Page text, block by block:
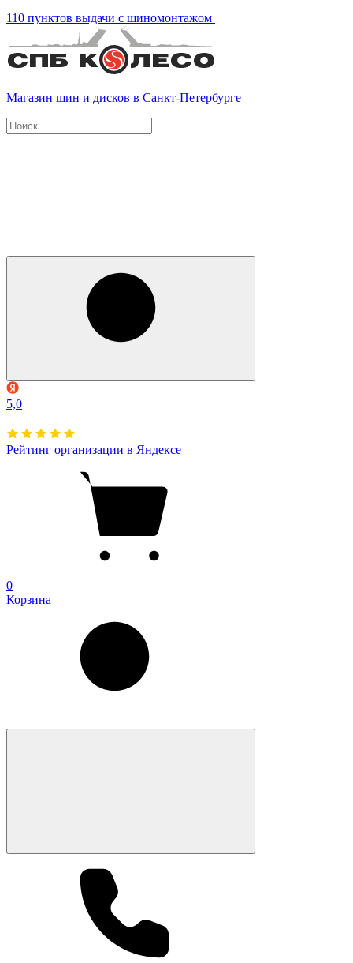
110 пунктов выдачи с шиномонтажом
Магазин шин и дисков в Санкт-Петербурге
5,0
Рейтинг организации в Яндексе
0
Корзина